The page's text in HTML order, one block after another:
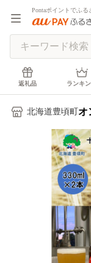
Pontaポイントでふる
返礼品 ランキ
北海道豊頃町 オ